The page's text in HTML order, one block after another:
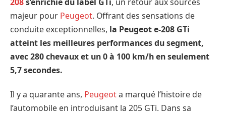
majeur pour Peugeot. Offrant des sensations de
conduite exceptionnelles, la Peugeot e-208 GTi
atteint les meilleures performances du segment,
avec 280 chevaux et un 0 à 100 km/h en seulement
5,7 secondes.
Il y a quarante ans, Peugeota marqué l’histoire de
l’automobile en introduisant la 205 GTi. Dans sa